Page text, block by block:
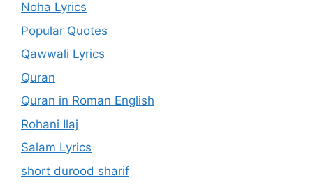
Noha Lyrics
Popular Quotes
Qawwali Lyrics
Quran
Quran in Roman English
Rohani Ilaj
Salam Lyrics
short durood sharif